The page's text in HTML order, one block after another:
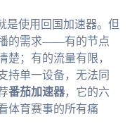
是使用回国加速器。但
的需求——有的节点
楚；有的流量有限，
持单一设备，无法同
番茄加速器，它的六
体育赛事的所有痛